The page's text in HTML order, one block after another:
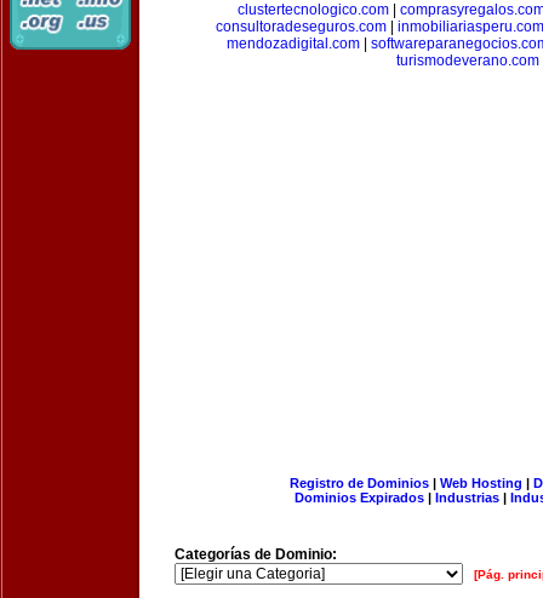
clustertecnologico.com|
consultoradeseguros.com
inmobiliariasperu.com
mendozadigital.com|
turismodeverano.com
Registro de Dominios| Web Hosting |
Dominios Expirados | Industrias |
Categorías de Dominio:
[Pág.